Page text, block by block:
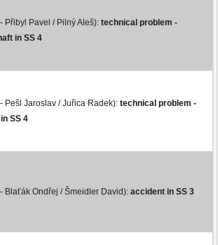
Přibyl Pavel / Pilný Aleš): technical problem -
in SS 4
Pešl Jaroslav / Juřica Radek): technical problem -
SS 4
Blaťák Ondřej / Šmeidler David): accident in SS 3